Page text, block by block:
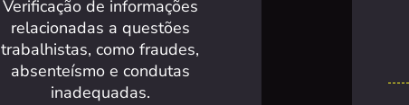
Verificação de informações
relacionadas a questões
trabalhistas, como fraudes,
absenteísmo e condutas
inadequadas.